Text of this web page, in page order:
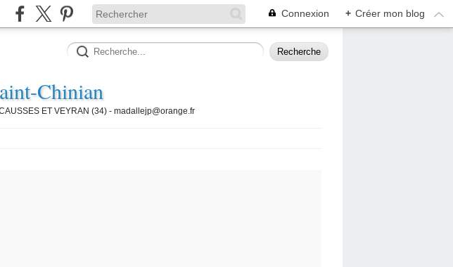
Connexion + Créer mon blog
Chinian
ET VEYRAN (34) - madallejp@orange.fr